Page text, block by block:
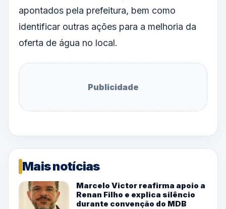
apontados pela prefeitura, bem como
identificar outras ações para a melhoria da
oferta de água no local.
Publicidade
Mais notícias
Marcelo Victor reafirma apoio a
Renan Filho e explica silêncio
durante convenção do MDB